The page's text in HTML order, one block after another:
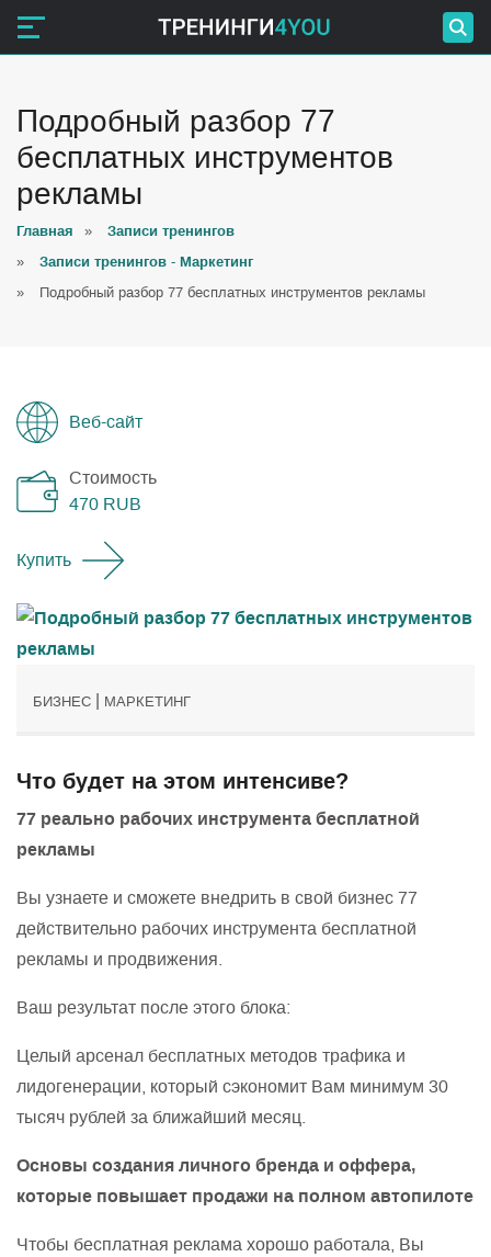
Подробный разбор 77
бесплатных инструментов
рекламы
Главная » Записи тренингов
» Записи тренингов - Маркетинг
» Подробный разбор 77 бесплатных инструментов рекламы
Веб-сайт
Стоимость
470 RUB
Купить
БИЗНЕС | МАРКЕТИНГ
Что будет на этом интенсиве?
77 реально рабочих инструмента бесплатной
рекламы
Вы узнаете и сможете внедрить в свой бизнес 77
действительно рабочих инструмента бесплатной
рекламы и продвижения.
Ваш результат после этого блока:
Целый арсенал бесплатных методов трафика и
лидогенерации, который сэкономит Вам минимум 30
тысяч рублей за ближайший месяц.
Основы создания личного бренда и оффера,
которые повышает продажи на полном автопилоте
Чтобы бесплатная реклама хорошо работала, Вы